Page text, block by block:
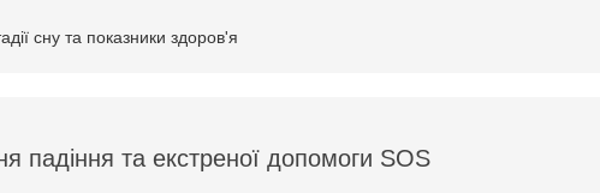
падіння та екстреної допомоги SOS